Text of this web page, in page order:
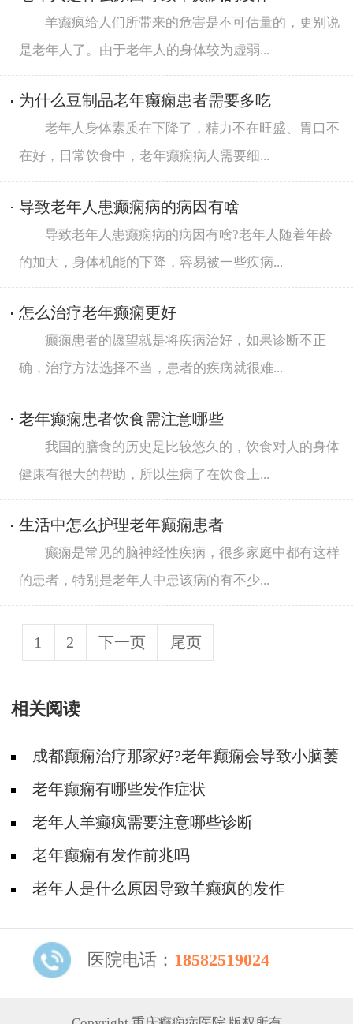
羊癫疯给人们所带来的危害是不可估量的，更别说
是老年人了。由于老年人的身体较为虚弱...
为什么豆制品老年癫痫患者需要多吃
老年人身体素质在下降了，精力不在旺盛、胃口不
在好，日常饮食中，老年癫痫病人需要细...
导致老年人患癫痫病的病因有啥
导致老年人患癫痫病的病因有啥?老年人随着年龄
的加大，身体机能的下降，容易被一些疾病...
怎么治疗老年癫痫更好
癫痫患者的愿望就是将疾病治好，如果诊断不正
确，治疗方法选择不当，患者的疾病就很难...
老年癫痫患者饮食需注意哪些
我国的膳食的历史是比较悠久的，饮食对人的身体
健康有很大的帮助，所以生病了在饮食上...
生活中怎么护理老年癫痫患者
癫痫是常见的脑神经性疾病，很多家庭中都有这样
的患者，特别是老年人中患该病的有不少...
1 2 下一页 尾页
相关阅读
成都癫痫治疗那家好?老年癫痫会导致小脑萎
缩吗?老年癫痫有哪些发作症状
老年人羊癫疯需要注意哪些诊断
老年癫痫有发作前兆吗
老年人是什么原因导致羊癫疯的发作
医院电话： 18582519024